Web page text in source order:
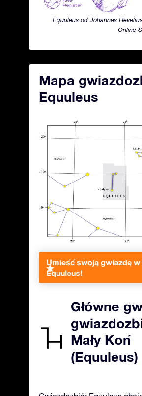
Equuleus od Johannes
Online
Mapa
Equuleus
Umieść swoją gwiazdę w
Equuleus!
Główne
Mały Koń
(Equuleus)